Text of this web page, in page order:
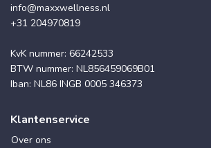
info@maxxwellness.nl
+31 204970819
KvK nummer: 66242533
BTW nummer: NL856459069B01
Iban: NL86 INGB 0005 346373
Klantenservice
Over ons